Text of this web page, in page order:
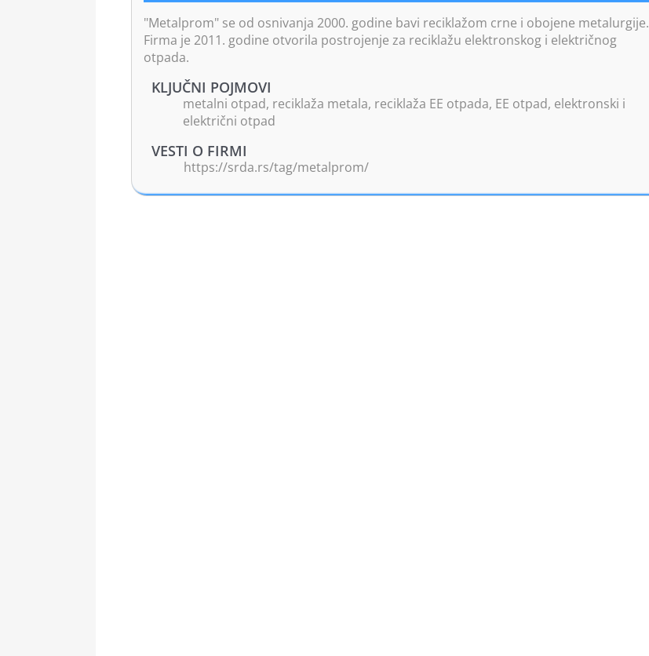
"Metalprom" se od osnivanja 2000. godine bavi reciklažom crne i obojene metalurgije.
Firma je 2011. godine otvorila postrojenje za reciklažu elektronskog i električnog
otpada.
KLJUČNI POJMOVI
metalni otpad, reciklaža metala, reciklaža EE otpada, EE otpad, elektronski i
električni otpad
VESTI O FIRMI
https://srda.rs/tag/metalprom/